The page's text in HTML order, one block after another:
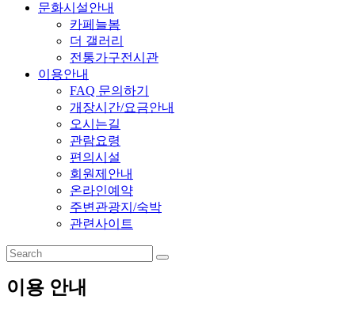
문화시설안내
카페늘봄
더 갤러리
전통가구전시관
이용안내
FAQ 문의하기
개장시간/요금안내
오시는길
관람요령
편의시설
회원제안내
온라인예약
주변관광지/숙박
관련사이트
이용 안내